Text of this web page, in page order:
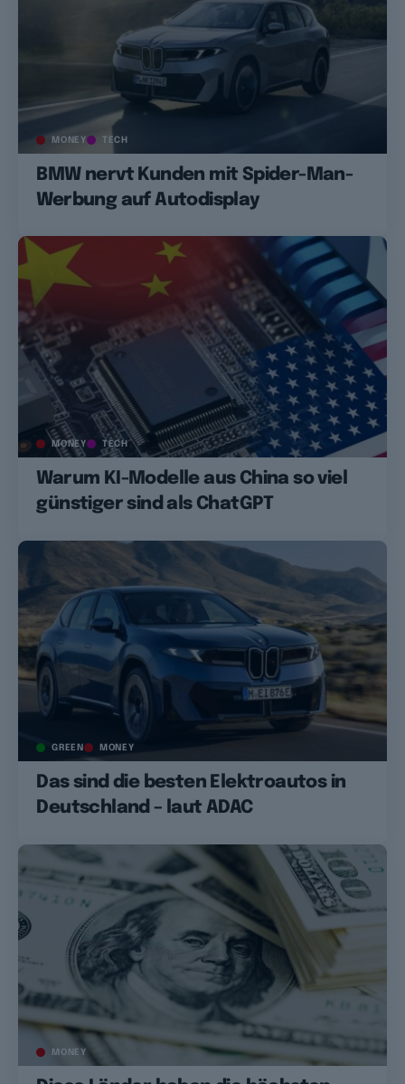
MONEY TECH
BMW nervt Kunden mit Spider-Man-
Werbung auf Autodisplay
MONEY TECH
Warum KI-Modelle aus China so viel
günstiger sind als ChatGPT
GREEN MONEY
Das sind die besten Elektroautos in
Deutschland – laut ADAC
MONEY